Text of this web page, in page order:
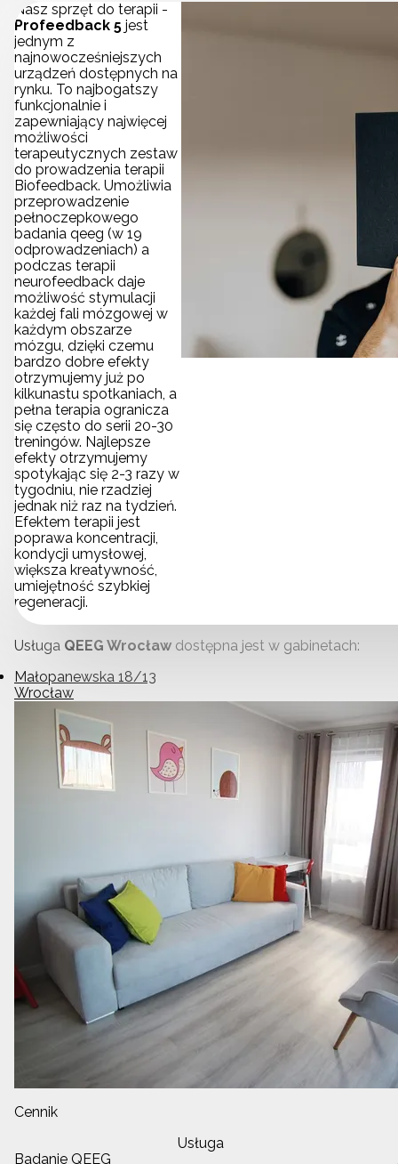
Nasz sprzęt do terapii -
Profeedback 5 jest
jednym z
najnowocześniejszych
urządzeń dostępnych na
rynku. To najbogatszy
funkcjonalnie i
zapewniający najwięcej
możliwości
terapeutycznych zestaw
do prowadzenia terapii
Biofeedback. Umożliwia
przeprowadzenie
pełnoczepkowego
badania qeeg (w 19
odprowadzeniach) a
podczas terapii
neurofeedback daje
możliwość stymulacji
każdej fali mózgowej w
każdym obszarze
mózgu, dzięki czemu
bardzo dobre efekty
otrzymujemy już po
kilkunastu spotkaniach, a
pełna terapia ogranicza
się często do serii 20-30
treningów. Najlepsze
efekty otrzymujemy
spotykając się 2-3 razy w
tygodniu, nie rzadziej
jednak niż raz na tydzień.
Efektem terapii jest
poprawa koncentracji,
kondycji umysłowej,
większa kreatywność,
umiejętność szybkiej
regeneracji.
Usługa QEEG Wrocław dostępna jest w gabinetach:
Małopanewska 18/13
Wrocław
Cennik
Usługa
Badanie QEEG